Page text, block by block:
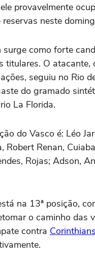
provavelmente
neste
surge como forte
titulares. O atacante,
seguiu no Rio
do gramado
La Florida.
do Vasco é: Léo
Robert Renan,
Rojas; Adson,
na 13ª posição,
o caminho das
contra Corinthians